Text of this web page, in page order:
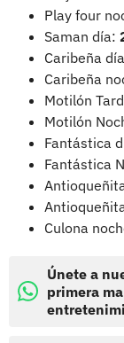
Play four
Saman día:
Caribeña
Caribeña
Motilón
Motilón
Fantástica
Fantástica
Culona
Únete a
primera